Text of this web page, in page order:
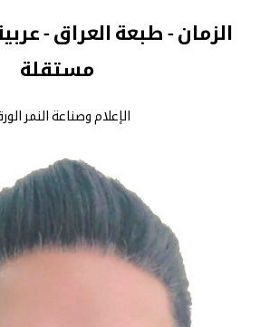
الزمان - طبعة العراق -
مستقلة
الإعلام وصناعة النمر